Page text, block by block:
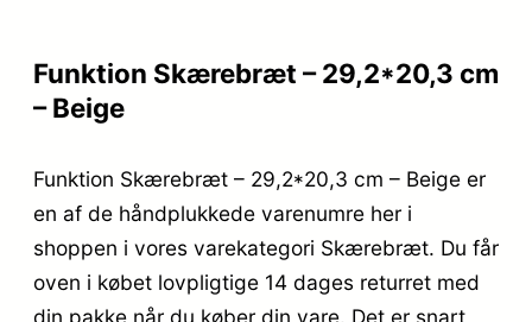
Funktion Skærebræt – 29,2*20,3 cm
– Beige
Funktion Skærebræt – 29,2*20,3 cm – Beige er
en af de håndplukkede varenumre her i
shoppen i vores varekategori Skærebræt. Du får
oven i købet lovpligtige 14 dages returret med